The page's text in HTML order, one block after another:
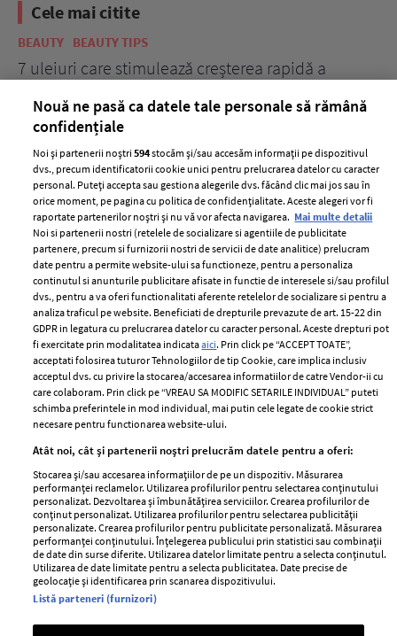
Cele mai citite
BEAUTY BEAUTY TIPS
7 uleiuri care stimulează creșterea rapidă a
ELLE Style Awards
2024
Despre ELLE
Romania
Contact
Abonamente
Termeni si conditii
Politica de
confidențialitate
Politica de cookies
Publicitate
GSP
Unica
Baby
Retete
femei
Viva
Avantaje
Retete practice
Pariază responsabil! Decizia ONJN nr. 821/25.09.2025.
Jocurile de noroc sunt interzise minorilor.
Nouă ne pasă ca datele tale personale să rămână
confidențiale
Noi și partenerii noștri594stocăm și/sau accesăm informații pe dispozitivul
dvs., precum identificatorii cookie unici pentru prelucrarea datelor cu caracter
personal. Puteți accepta sau gestiona alegerile dvs. făcând clic mai jos sau în
orice moment, pe pagina cu politica de confidențialitate. Aceste alegeri vor fi
raportate partenerilor noștri și nu vă vor afecta navigarea. Mai multe detalii
Noi si partenerii nostri (retelele de socializare si agentiile de publicitate
partenere, precum si furnizorii nostri de servicii de date analitice) prelucram
date pentru a permite website-ului sa functioneze, pentru a personaliza
continutul si anunturile publicitare afisate in functie de interesele si/sau profilul
dvs., pentru a va oferi functionalitati aferente retelelor de socializare si pentru a
analiza traficul pe website. Beneficiati de drepturile prevazute de art. 15-22 din
GDPR in legatura cu prelucrarea datelor cu caracter personal. Aceste drepturi pot
fi exercitate prin modalitatea indicataaici. Prin click pe “ACCEPT TOATE”,
acceptati folosirea tuturor Tehnologiilor de tip Cookie, care implica inclusiv
acceptul dvs. cu privire la stocarea/accesarea informatiilor de catre Vendor-ii cu
care colaboram. Prin click pe “VREAU SA MODIFIC SETARILE INDIVIDUAL” puteti
schimba preferintele in mod individual, mai putin cele legate de cookie strict
necesare pentru functionarea website-ului.
Atât noi, cât și partenerii noștri prelucrăm datele pentru a oferi:
Stocarea și/sau accesarea informațiilor de pe un dispozitiv. Măsurarea
performanței reclamelor. Utilizarea profilurilor pentru selectarea conținutului
personalizat. Dezvoltarea și îmbunătățirea serviciilor. Crearea profilurilor de
conținut personalizat. Utilizarea profilurilor pentru selectarea publicității
personalizate. Crearea profilurilor pentru publicitate personalizată. Măsurarea
performanței conținutului. Înțelegerea publicului prin statistici sau combinații
de date din surse diferite. Utilizarea datelor limitate pentru a selecta conținutul.
Utilizarea de date limitate pentru a selecta publicitatea. Date precise de
geolocație și identificarea prin scanarea dispozitivului.
Listă parteneri (furnizori)